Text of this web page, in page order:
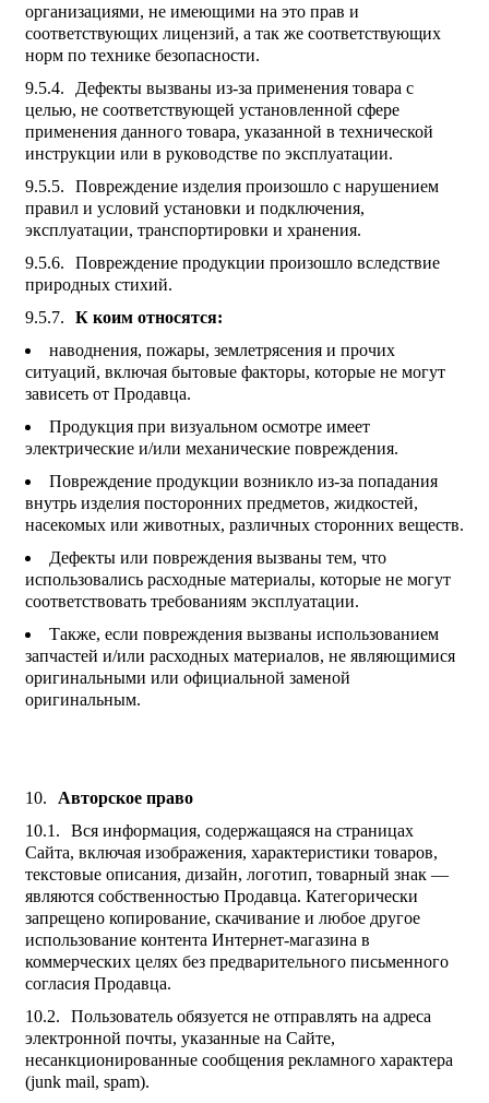
организациями, не имеющими на это прав и
соответствующих лицензий, а так же соответствующих
норм по технике безопасности.
Дефекты вызваны из-за применения товара с
целью, не соответствующей установленной сфере
применения данного товара, указанной в технической
инструкции или в руководстве по эксплуатации.
Повреждение изделия произошло с нарушением
правил и условий установки и подключения,
эксплуатации, транспортировки и хранения.
Повреждение продукции произошло вследствие
природных стихий.
К коим относятся:
наводнения, пожары, землетрясения и прочих
ситуаций, включая бытовые факторы, которые не могут
зависеть от Продавца.
Продукция при визуальном осмотре имеет
электрические и/или механические повреждения.
Повреждение продукции возникло из-за попадания
внутрь изделия посторонних предметов, жидкостей,
насекомых или животных, различных сторонних веществ.
Дефекты или повреждения вызваны тем, что
использовались расходные материалы, которые не могут
соответствовать требованиям эксплуатации.
Также, если повреждения вызваны использованием
запчастей и/или расходных материалов, не являющимися
оригинальными или официальной заменой
оригинальным.
Авторское право
Вся информация, содержащаяся на страницах
Сайта, включая изображения, характеристики товаров,
текстовые описания, дизайн, логотип, товарный знак —
являются собственностью Продавца. Категорически
запрещено копирование, скачивание и любое другое
использование контента Интернет-магазина в
коммерческих целях без предварительного письменного
согласия Продавца.
Пользователь обязуется не отправлять на адреса
электронной почты, указанные на Сайте,
несанкционированные сообщения рекламного характера
(junk mail, spam).